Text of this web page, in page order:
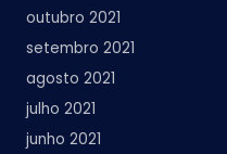
outubro 2021
setembro 2021
agosto 2021
julho 2021
junho 2021